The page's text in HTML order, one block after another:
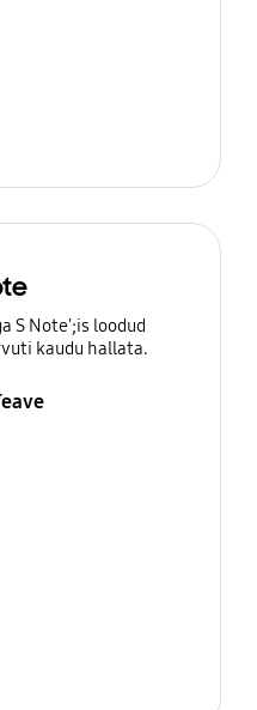
S Note';is loodud
kaudu hallata.